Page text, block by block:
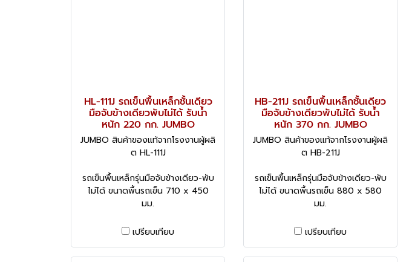
HL-111J รถเข็นพื้นเหล็กชั้นเดียว
มือจับข้างเดียวพับไม่ได้ รับน้ำ
หนัก 220 กก. JUMBO
JUMBO สินค้าของแท้จากโรงงานผู้ผลิ
ต HL-111J
รถเข็นพื้นเหล็กรุ่นมือจับข้างเดียว-พับ
ไม่ได้ ขนาดพื้นรถเข็น 710 x 450
มม.
เปรียบเทียบ
HB-211J รถเข็นพื้นเหล็กชั้นเดียว
มือจับข้างเดียวพับไม่ได้ รับน้ำ
หนัก 370 กก. JUMBO
JUMBO สินค้าของแท้จากโรงงานผู้ผลิ
ต HB-211J
รถเข็นพื้นเหล็กรุ่นมือจับข้างเดียว-พับ
ไม่ได้ ขนาดพื้นรถเข็น 880 x 580
มม.
เปรียบเทียบ